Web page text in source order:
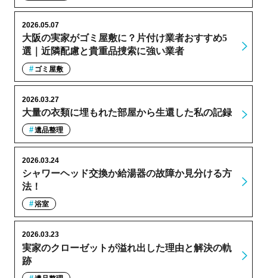
大阪の実家がゴミ屋敷に？片付け業者おすすめ5
選｜近隣配慮と貴重品捜索に強い業者
2026.05.07
ゴミ屋敷
大量の衣類に埋もれた部屋から生還した私の記録
2026.03.27
遺品整理
シャワーヘッド交換か給湯器の故障か見分ける方
法！
2026.03.24
浴室
実家のクローゼットが溢れ出した理由と解決の軌
跡
2026.03.23